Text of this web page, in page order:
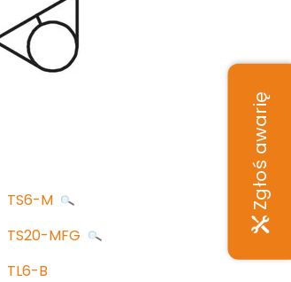
TS6-M
TS20-MFG
TL6-B
Zgłoś awarię